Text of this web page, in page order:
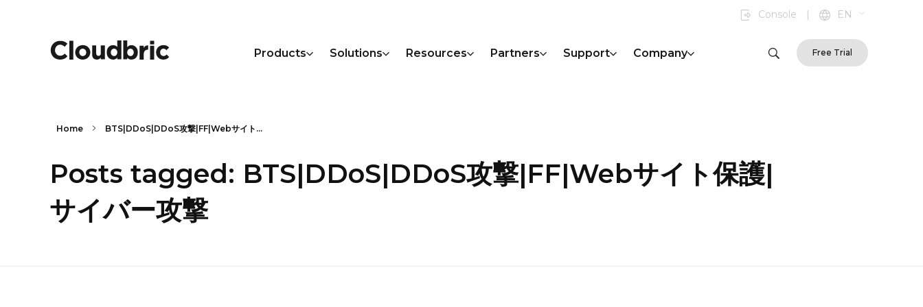
Console | EN
Products Solutions Resources Partners Support Company Free Trial
Home BTS|DDoS|DDoS攻撃|FF|Webサイト...
Posts tagged: BTS|DDoS|DDoS攻撃|FF|Webサイト保護|
サイバー攻撃